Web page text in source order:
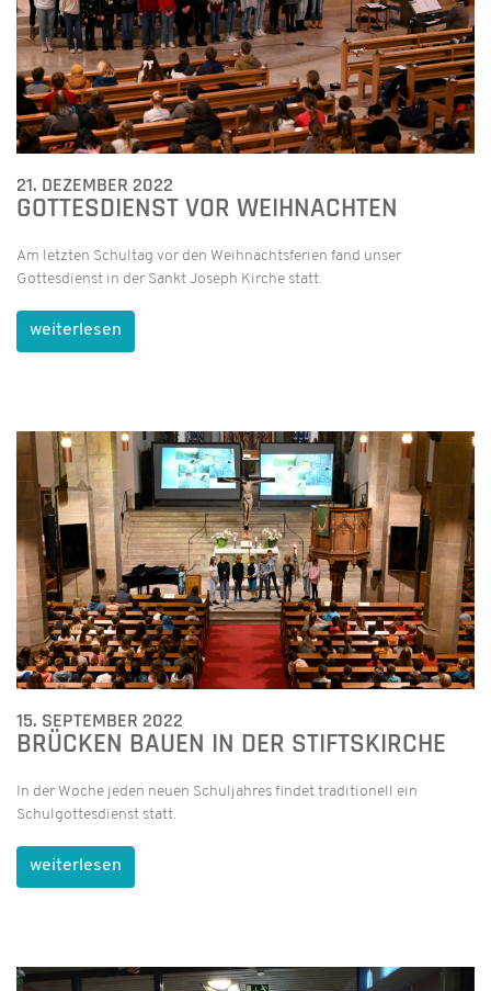
21. DEZEMBER 2022
GOTTESDIENST VOR WEIHNACHTEN
Am letzten Schultag vor den Weihnachtsferien fand unser
Gottesdienst in der Sankt Joseph Kirche statt.
weiterlesen
15. SEPTEMBER 2022
BRÜCKEN BAUEN IN DER STIFTSKIRCHE
In der Woche jeden neuen Schuljahres findet traditionell ein
Schulgottesdienst statt.
weiterlesen